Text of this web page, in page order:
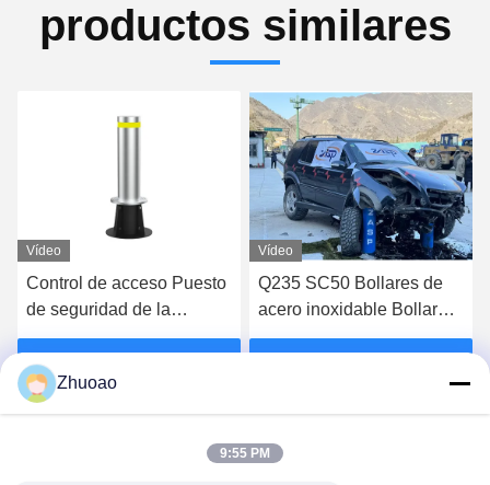
productos similares
Vídeo
Control de acceso Puesto
de seguridad de la
entrada de acero carbono
en bollares fijos de 350
mm de profundidad
Obtenga el mejor precio
Vídeo
Q235 SC50 Bollares de
acero inoxidable Bollares
fijos para el control de
Zhuoao
9:55 PM